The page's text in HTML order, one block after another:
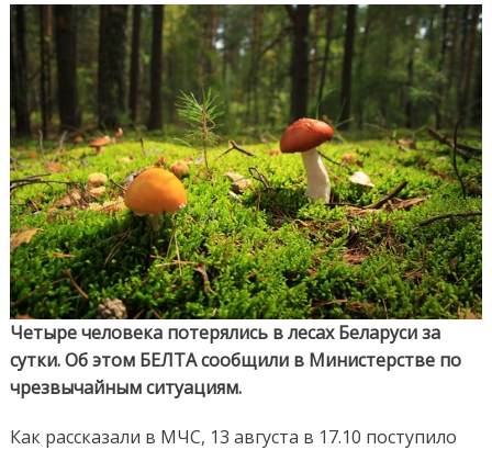
в
лесах
за
сутки
Четыре человека потерялись в лесах Беларуси за
сутки. Об этом БЕЛТА сообщили в Министерстве по
чрезвычайным ситуациям.
Как рассказали в МЧС, 13 августа в 17.10 поступило